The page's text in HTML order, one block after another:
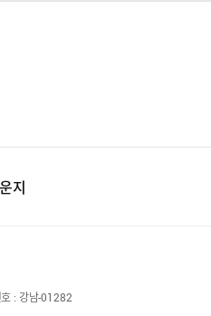
지
: 강남-01282